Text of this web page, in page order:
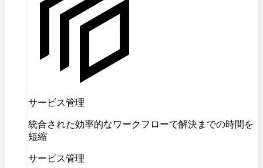
サービス管理
統合された効率的なワークフローで解決までの時間を
短縮
サービス管理